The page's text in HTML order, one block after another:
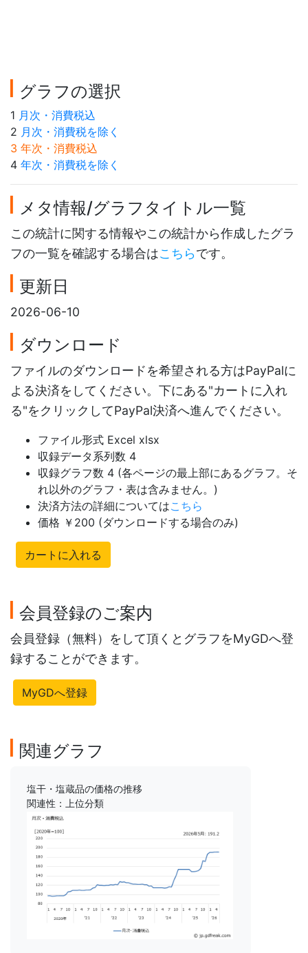
グラフの選択
1 月次・消費税込
2 月次・消費税を除く
3 年次・消費税込
4 年次・消費税を除く
メタ情報/グラフタイトル一覧
この統計に関する情報やこの統計から作成したグラ
フの一覧を確認する場合はこちらです。
更新日
2026-06-10
ダウンロード
ファイルのダウンロードを希望される方はPayPalに
よる決済をしてください。下にある"カートに入れ
る"をクリックしてPayPal決済へ進んでください。
ファイル形式 Excel xlsx
収録データ系列数 4
収録グラフ数 4 (各ページの最上部にあるグラフ。そ
れ以外のグラフ・表は含みません。)
決済方法の詳細についてはこちら
価格 ￥200 (ダウンロードする場合のみ)
カートに入れる
会員登録のご案内
会員登録（無料）をして頂くとグラフをMyGDへ登
録することができます。
MyGDへ登録
関連グラフ
塩干・塩蔵品の価格の推移
関連性：上位分類